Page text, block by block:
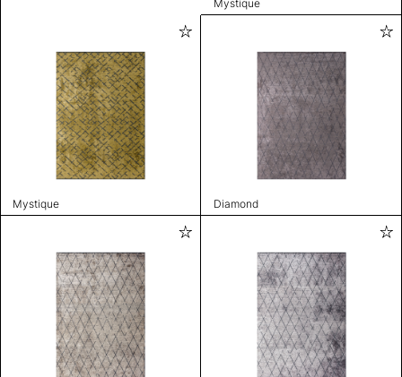
Mystique
Mystique Diamond